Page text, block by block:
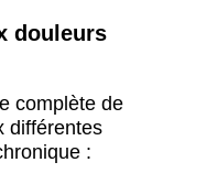
douleurs
complète de
différentes
: